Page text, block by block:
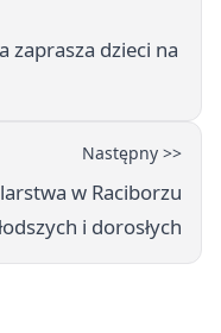
zaprasza dzieci na
Następny >>
w Raciborzu
i dorosłych